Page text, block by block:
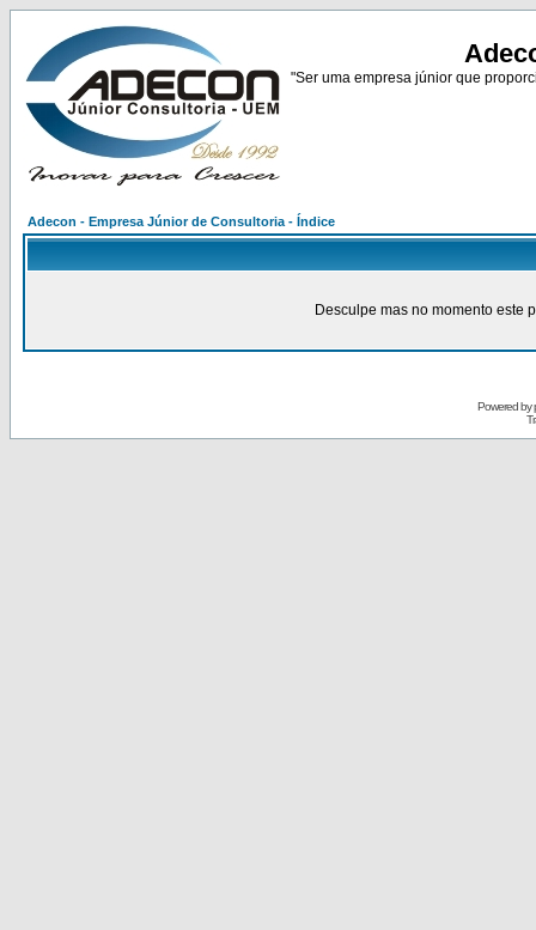
"Ser uma empresa júnior que
Adecon - Empresa Júnior de Consultoria - Índice
Desculpe mas no momento este
Powered by